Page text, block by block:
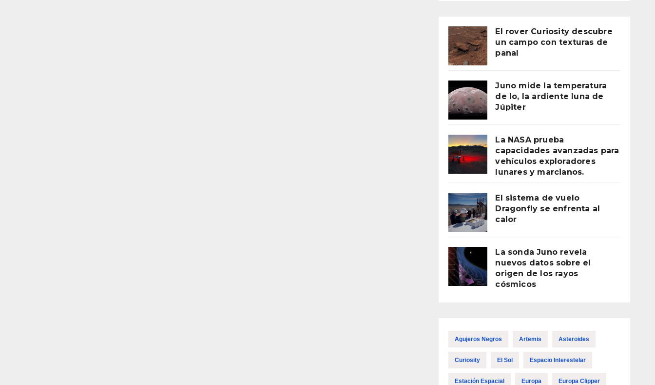
El rover Curiosity descubre
un campo con texturas de
panal
Juno mide la temperatura
de Io, la ardiente luna de
Júpiter
La NASA prueba
capacidades avanzadas para
vehículos exploradores
lunares y marcianos.
El sistema de vuelo
Dragonfly se enfrenta al
calor
La sonda Juno revela
nuevos datos sobre el
origen de los rayos
cósmicos
Agujeros Negros Artemis Asteroides
Curiosity El Sol Espacio Interestelar
Estación Espacial Europa Europa Clipper